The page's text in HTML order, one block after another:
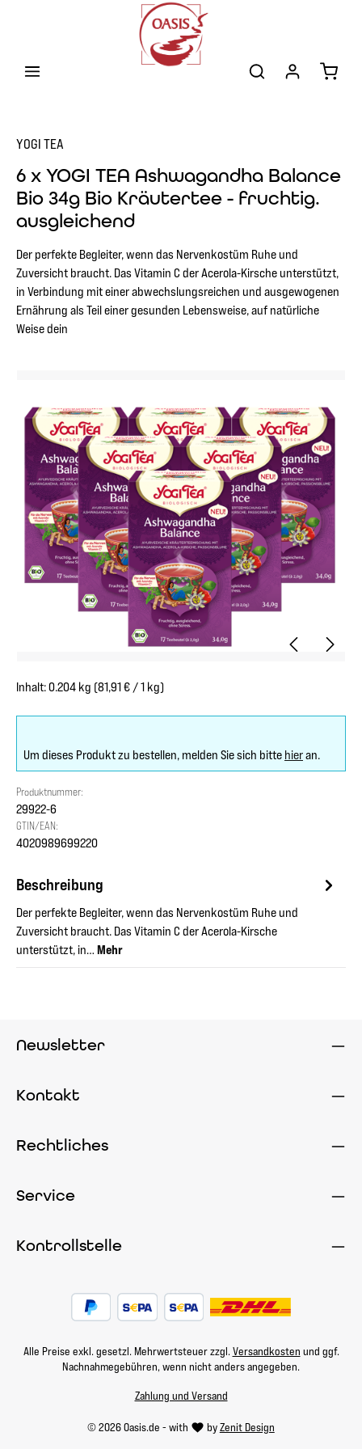
YOGI TEA
6 x YOGI TEA Ashwagandha Balance
Bio 34g Bio Kräutertee - fruchtig.
ausgleichend
Der perfekte Begleiter, wenn das Nervenkostüm Ruhe und
Zuversicht braucht. Das Vitamin C der Acerola-Kirsche unterstützt,
in Verbindung mit einer abwechslungsreichen und ausgewogenen
Ernährung als Teil einer gesunden Lebensweise, auf natürliche
Weise dein
Inhalt:0.204 kg (81,91 € / 1 kg)
Um dieses Produkt zu bestellen, melden Sie sich bitte hieran.
Produktnummer:
29922-6
GTIN/EAN:
4020989699220
Beschreibung
Der perfekte Begleiter, wenn das Nervenkostüm Ruhe und
Zuversicht braucht. Das Vitamin C der Acerola-Kirsche
unterstützt, in… Mehr
Newsletter
Kontakt
Rechtliches
Service
Kontrollstelle
Alle Preise exkl. gesetzl. Mehrwertsteuer zzgl. Versandkosten und ggf.
Nachnahmegebühren, wenn nicht anders angegeben.
© 2026 Oasis.de - with byZenit Design
Zahlung und Versand